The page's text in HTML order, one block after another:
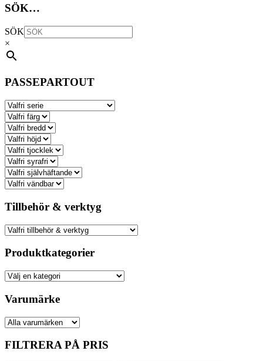
olika
kan
väljas
här
har
flera
alternativen
väljas
på
produktsidan
SÖK…
SÖK
×
PASSEPARTOUT
Tillbehör & verktyg
Produktkategorier
Varumärke
FILTRERA PÅ PRIS